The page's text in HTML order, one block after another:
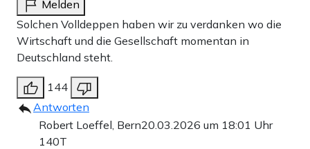
Melden
Solchen Volldeppen haben wir zu verdanken wo die
Wirtschaft und die Gesellschaft momentan in
Deutschland steht.
144
Antworten
Robert Loeffel, Bern20.03.2026 um 18:01 Uhr
140T